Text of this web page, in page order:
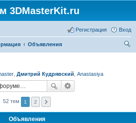
3DMasterKit.ru
Вход
Регистрация
Объявления
Дмитрий Кудрявский Anastasiya
52 тем 1 2
Объявления